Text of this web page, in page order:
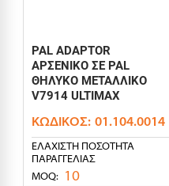
PAL ADAPTOR
ΑΡΣΕΝΙΚΟ ΣΕ PAL
ΘΗΛΥΚΟ ΜΕΤΑΛΛΙΚΟ
V7914 ULTIMAX
ΚΩΔΙΚΌΣ: 01.104.0014
ΕΛΆΧΙΣΤΗ ΠΟΣΌΤΗΤΑ
ΠΑΡΑΓΓΕΛΊΑΣ
MOQ: 10